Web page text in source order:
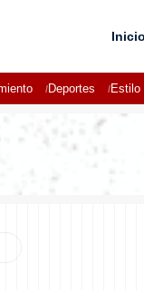
Inicio
Deportes Estilo